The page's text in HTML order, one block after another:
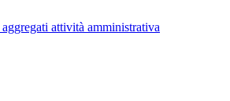
attività amministrativa